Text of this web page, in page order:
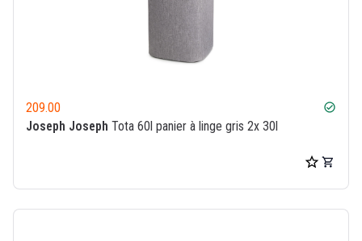
209.00 check_circle
Joseph Joseph Tota 60l panier à linge gris 2x 30l